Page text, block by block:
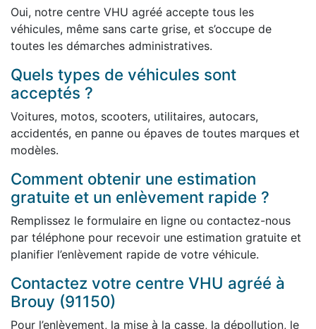
Oui, notre centre VHU agréé accepte tous les
véhicules, même sans carte grise, et s’occupe de
toutes les démarches administratives.
Quels types de véhicules sont
acceptés ?
Voitures, motos, scooters, utilitaires, autocars,
accidentés, en panne ou épaves de toutes marques et
modèles.
Comment obtenir une estimation
gratuite et un enlèvement rapide ?
Remplissez le formulaire en ligne ou contactez-nous
par téléphone pour recevoir une estimation gratuite et
planifier l’enlèvement rapide de votre véhicule.
Contactez votre centre VHU agréé à
Brouy (91150)
Pour l’enlèvement, la mise à la casse, la dépollution, le